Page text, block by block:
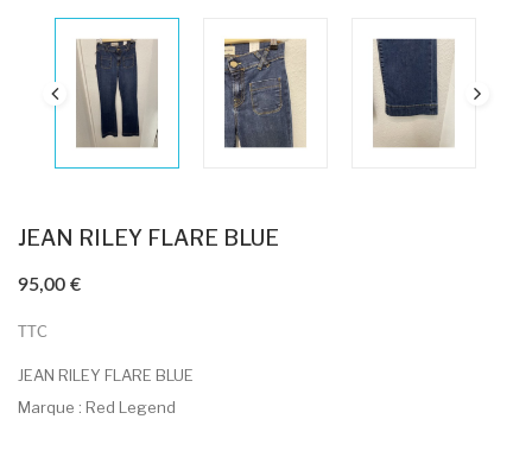
JEAN RILEY FLARE BLUE
95,00 €
TTC
JEAN RILEY FLARE BLUE
Marque : Red Legend